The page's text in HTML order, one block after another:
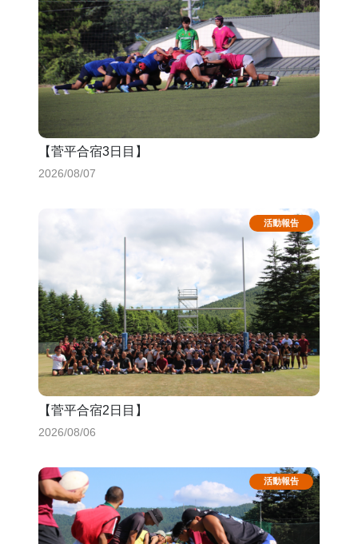
【菅平合宿3日目】
2026/08/07
【菅平合宿2日目】
2026/08/06